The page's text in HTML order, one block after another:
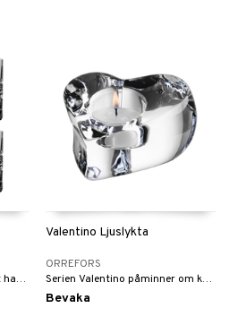
Street - stilrena glas med ett handslipat rutmönster som påminner om Manhattans berömda gatunät.
Valentino Ljuslykta
ORREFORS
Serien Valentino påminner om kärleken! Med sina mjuka former skapar glasen en känsla av romantik.
Bevaka